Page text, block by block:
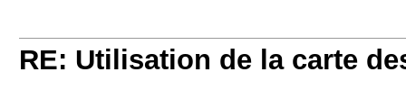
RE: Utilisation de la carte